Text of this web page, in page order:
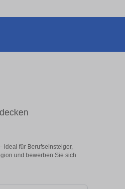
ideal für Berufseinsteiger,
und bewerben Sie sich